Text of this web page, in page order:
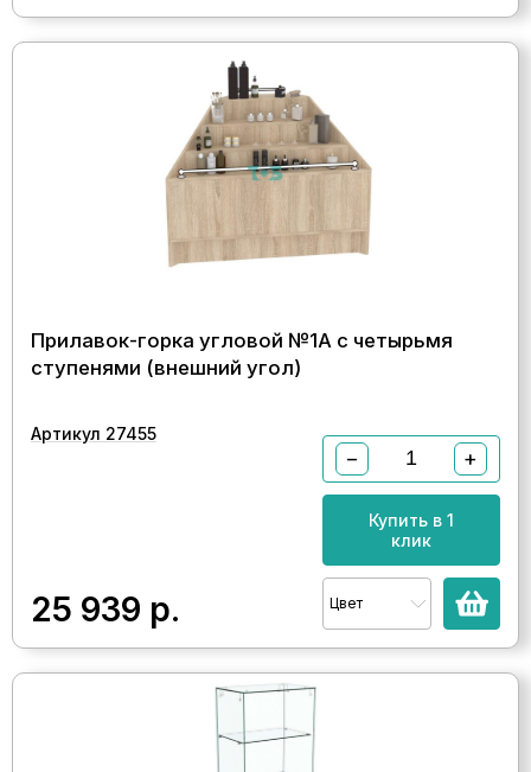
Прилавок-горка угловой №1А с четырьмя
ступенями (внешний угол)
Артикул 27455
25 939 р.
− +
Купить в 1
клик
Цвет